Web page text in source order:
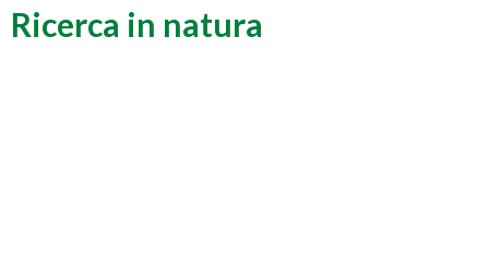
Ricerca in natura